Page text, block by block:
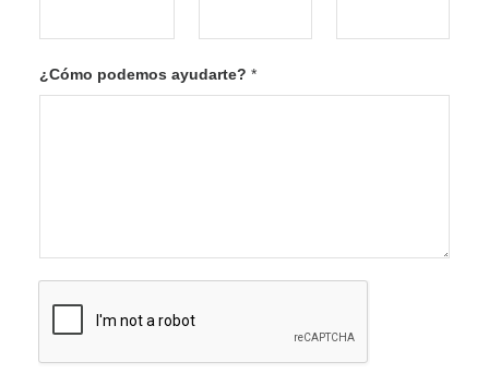
¿Cómo podemos ayudarte? *